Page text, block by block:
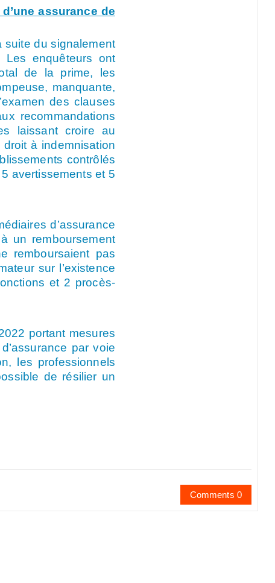
assurance de
suite du signalement
Les enquêteurs ont
de la prime, les
manquante,
des clauses
recommandations
laissant croire au
à indemnisation
contrôlés
avertissements et 5
d’assurance
un remboursement
remboursaient pas
sur l’existence
et 2 procès-
portant mesures
par voie
les professionnels
de résilier un
Comments 0